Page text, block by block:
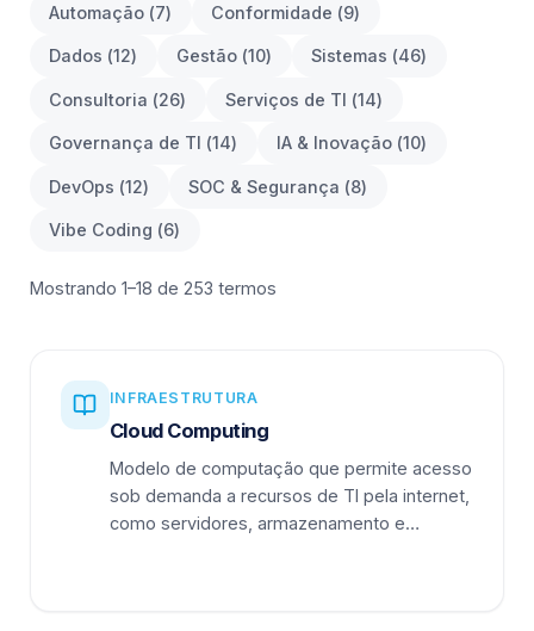
Automação (7) Conformidade (9)
Dados (12) Gestão (10) Sistemas (46)
Consultoria (26) Serviços de TI (14)
Governança de TI (14) IA & Inovação (10)
DevOps (12) SOC & Segurança (8)
Vibe Coding (6)
Mostrando 1–18 de 253 termos
INFRAESTRUTURA
Cloud Computing
Modelo de computação que permite acesso
sob demanda a recursos de TI pela internet,
como servidores, armazenamento e